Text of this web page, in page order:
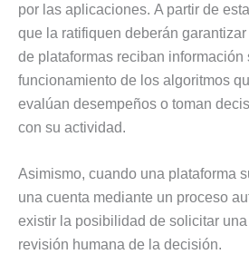
por las aplicaciones. A partir de
que la ratifiquen deberán
de plataformas reciban información
funcionamiento de los algoritmos
evalúan desempeños o toman
con su actividad.
Asimismo, cuando una plataforma
una cuenta mediante un proceso
existir la posibilidad de solicitar
revisión humana de la decisión.